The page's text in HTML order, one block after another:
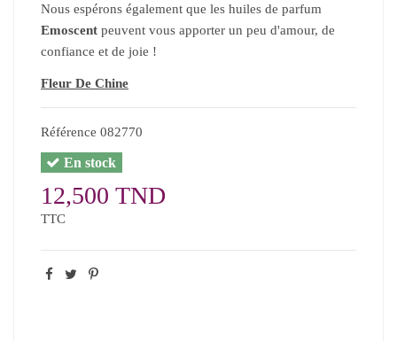
Nous espérons également que les huiles de parfum
Emoscent peuvent vous apporter un peu d'amour, de
confiance et de joie !
Fleur De Chine
Référence 082770
En stock
12,500 TND
TTC